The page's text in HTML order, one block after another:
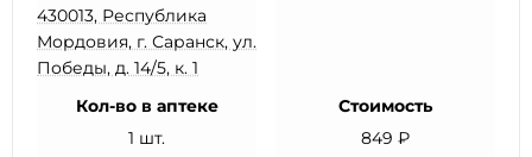
430013, Республика
Мордовия, г. Саранск, ул.
Победы, д. 14/5, к. 1
Кол-во в аптеке
1 шт.
Стоимость
849 ₽